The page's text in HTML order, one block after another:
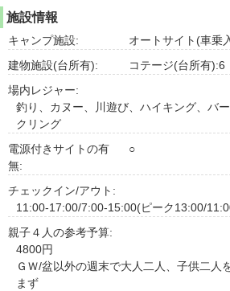
施設情報
キャンプ施設:
オートサイト(車乗
建物施設(台所有):
コテージ(台所有):6
場内レジャー:
釣り、カヌー、川遊び、ハイキング、バ
クリング
電源付きサイトの有
無:
○
チェックイン/アウト:
11:00-17:00/7:00-15:00(ピーク13:00/
親子４人の参考予算:
4800円
ＧＷ/盆以外の週末で大人二人、子供二人
まず